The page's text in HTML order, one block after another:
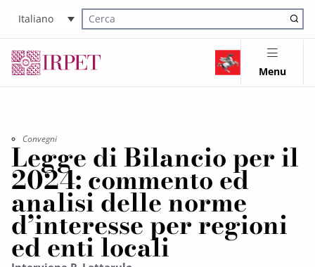
Italiano
Cerca nel sito
Menu
Convegni
Legge di Bilancio per il
2024: commento ed
analisi delle norme
d’interesse per regioni
ed enti locali